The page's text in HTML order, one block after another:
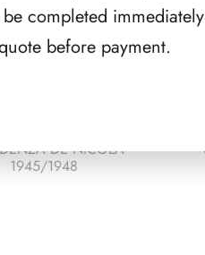
DE NICOLA
1945/1948
completed
before payment.